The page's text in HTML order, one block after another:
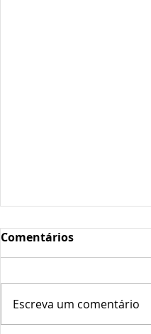
Comentários
Escreva um comentário